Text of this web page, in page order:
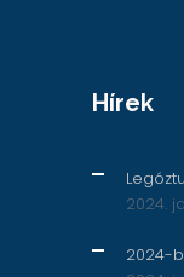
Hírek
2024.
2024-